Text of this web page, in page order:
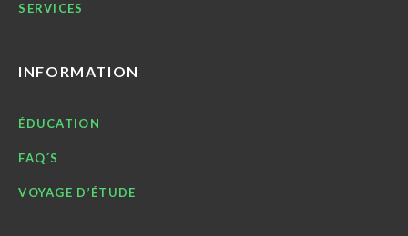
SERVICES
INFORMATION
ÉDUCATION
FAQ´S
VOYAGE D’ÉTUDE